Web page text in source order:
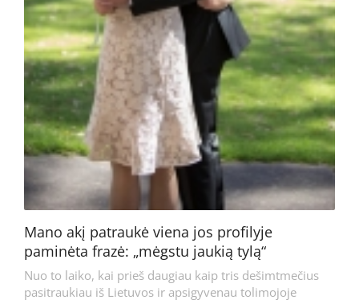
Mano akį patraukė viena jos profilyje
paminėta frazė: „mėgstu jaukią tylą“
Nuo to laiko, kai prieš daugiau kaip tris dešimtmečius
pasitraukiau iš Lietuvos ir apsigyvenau tolimojoje